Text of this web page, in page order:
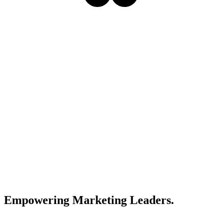
Empowering Marketing Leaders.